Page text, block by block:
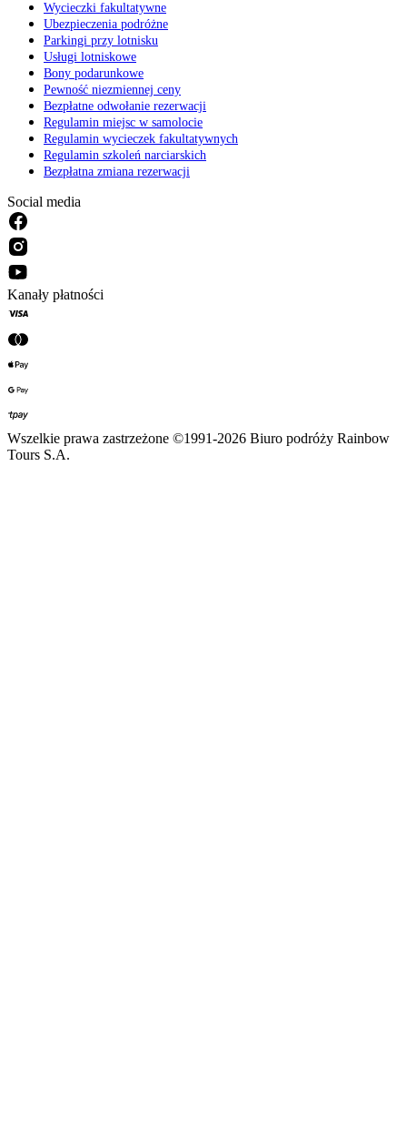
Wycieczki fakultatywne
Ubezpieczenia podróżne
Parkingi przy lotnisku
Usługi lotniskowe
Bony podarunkowe
Pewność niezmiennej ceny
Bezpłatne odwołanie rezerwacji
Regulamin miejsc w samolocie
Regulamin wycieczek fakultatywnych
Regulamin szkoleń narciarskich
Bezpłatna zmiana rezerwacji
Social media
Kanały płatności
Wszelkie prawa zastrzeżone ©1991-2026 Biuro podróży Rainbow
Tours S.A.